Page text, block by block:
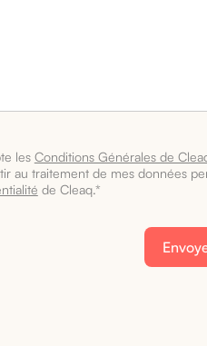
les Conditions Générales de
au traitement de mes données
de Cleaq.*